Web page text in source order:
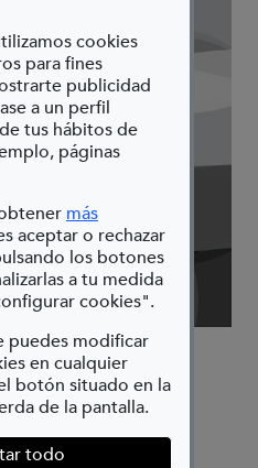
cookies
para fines
publicidad
a un perfil
tus hábitos de
páginas
más
nueva ventana)
aceptar o rechazar
los botones
a tu medida
cookies".
puedes modificar
en cualquier
botón situado en la
de la pantalla.
todo sobre